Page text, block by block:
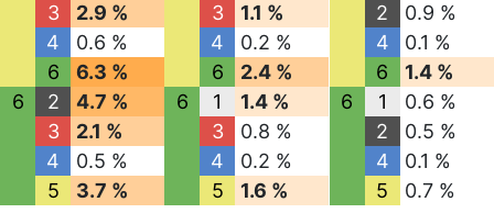
3
2.9 %
4
0.6 %
6
6.3 %
6
2
4.7 %
3
2.1 %
4
0.5 %
5
3.7 %
3
1.1 %
4
0.2 %
6
2.4 %
6
1
1.4 %
3
0.8 %
4
0.2 %
5
1.6 %
2
0.9 %
4
0.1 %
6
1.4 %
6
1
0.6 %
2
0.5 %
4
0.1 %
5
0.7 %